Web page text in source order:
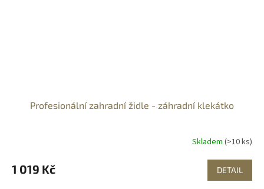
Profesionální zahradní židle - záhradní klekátko
Skladem (>10 ks)
1 019 Kč DETAIL